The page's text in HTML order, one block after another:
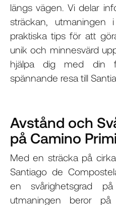
längs vägen. Vi delar
sträckan,
praktiska tips för att
unik och minnesvärd
hjälpa dig med din
spännande resa till
Avstånd och
på Camino
Med en sträcka på
Santiago de
en svårighetsgrad
utmaningen beror på